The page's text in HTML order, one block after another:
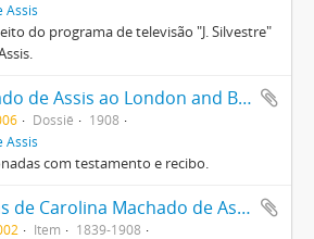
Assis
do programa de televisão "J. Silvestre"
Carta de Machado de Assis ao London and Brazilian Bank
Dossiê
1908
Assis
com testamento e recibo.
Cartão de visitas de Carolina Machado de Assis
Item
1839-1908